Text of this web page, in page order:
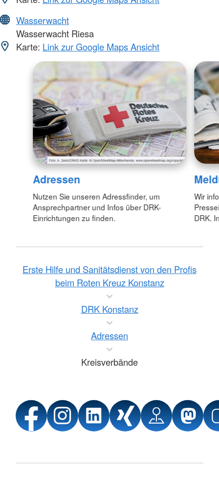
Wasserwacht
Wasserwacht Riesa
Karte: Link zur Google Maps Ansicht
Adressen
Nutzen Sie unseren Adressfinder, um
Ansprechpartner und Infos über DRK-
Einrichtungen zu finden.
Wir
DRK.
Erste Hilfe und Sanitätsdienst von den Profis
beim Roten Kreuz Konstanz
DRK Konstanz
Adressen
Kreisverbände